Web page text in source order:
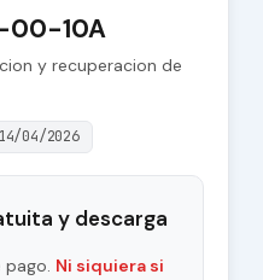
00-10A
y recuperacion de
14/04/2026
y descarga
pago. Ni siquiera si